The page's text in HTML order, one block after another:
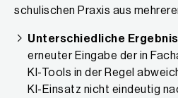
schulischen Praxis aus
Unterschiedliche
erneuter Eingabe der in
KI-Tools in der Regel
KI-Einsatz nicht eindeutig